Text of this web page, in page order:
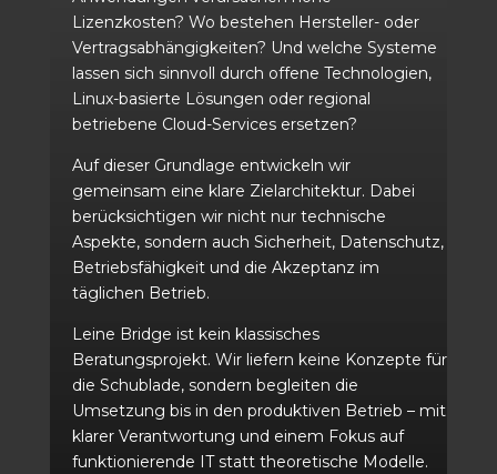
Lizenzkosten? Wo bestehen Hersteller- oder
Vertragsabhängigkeiten? Und welche Systeme
lassen sich sinnvoll durch offene Technologien,
Linux-basierte Lösungen oder regional
betriebene Cloud-Services ersetzen?
Auf dieser Grundlage entwickeln wir
gemeinsam eine klare Zielarchitektur. Dabei
berücksichtigen wir nicht nur technische
Aspekte, sondern auch Sicherheit, Datenschutz,
Betriebsfähigkeit und die Akzeptanz im
täglichen Betrieb.
Leine Bridge ist kein klassisches
Beratungsprojekt. Wir liefern keine Konzepte für
die Schublade, sondern begleiten die
Umsetzung bis in den produktiven Betrieb – mit
klarer Verantwortung und einem Fokus auf
funktionierende IT statt theoretische Modelle.